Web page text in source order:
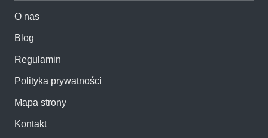
O nas
Blog
Regulamin
Polityka prywatności
Mapa strony
Kontakt